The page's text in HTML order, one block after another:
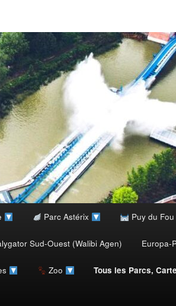
Parc Astérix Puy du Fou
Sud-Ouest (Walibi Agen) Europa-
Zoo Tous les Parcs,